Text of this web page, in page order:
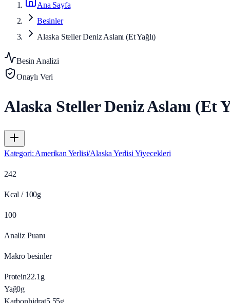
Ana Sayfa
Besinler
Alaska Steller Deniz Aslanı (Et Yağlı)
Besin Analizi
Onaylı Veri
Alaska Steller Deniz Aslanı (Et
Kategori: Amerikan Yerlisi/Alaska Yerlisi Yiyecekleri
242
Kcal / 100g
100
Analiz Puanı
Makro besinler
Protein22.1 g
Yağ0g
Karbonhidrat5.55g